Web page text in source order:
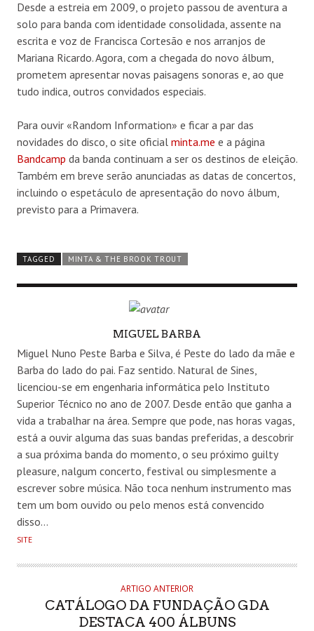
Desde a estreia em 2009, o projeto passou de aventura a
solo para banda com identidade consolidada, assente na
escrita e voz de Francisca Cortesão e nos arranjos de
Mariana Ricardo. Agora, com a chegada do novo álbum,
prometem apresentar novas paisagens sonoras e, ao que
tudo indica, outros convidados especiais.
Para ouvir «Random Information» e ficar a par das
novidades do disco, o site oficial minta.me e a página
Bandcamp da banda continuam a ser os destinos de eleição.
Também em breve serão anunciadas as datas de concertos,
incluindo o espetáculo de apresentação do novo álbum,
previsto para a Primavera.
TAGGED MINTA & THE BROOK TROUT
MIGUEL BARBA
Miguel Nuno Peste Barba e Silva, é Peste do lado da mãe e
Barba do lado do pai. Faz sentido. Natural de Sines,
licenciou-se em engenharia informática pelo Instituto
Superior Técnico no ano de 2007. Desde então que ganha a
vida a trabalhar na área. Sempre que pode, nas horas vagas,
está a ouvir alguma das suas bandas preferidas, a descobrir
a sua próxima banda do momento, o seu próximo guilty
pleasure, nalgum concerto, festival ou simplesmente a
escrever sobre música. Não toca nenhum instrumento mas
tem um bom ouvido ou pelo menos está convencido
disso…
SITE
ARTIGO ANTERIOR
CATÁLOGO DA FUNDAÇÃO GDA
DESTACA 400 ÁLBUNS